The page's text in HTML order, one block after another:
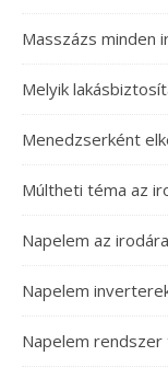
Masszázs minden
Melyik
Menedzserként
Múltheti téma az
Napelem az irodára
Napelem
Napelem